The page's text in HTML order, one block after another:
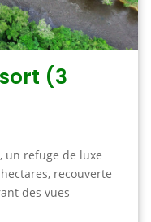
(3
un refuge de luxe
recouverte
des vues